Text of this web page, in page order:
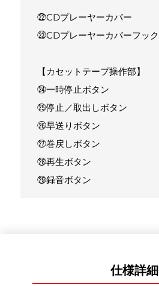
㉒CDプレーヤーカバー
㉓CDプレーヤーカバーフック
【カセットテープ操作部】
㉔一時停止ボタン
㉕停止／取出しボタン
㉖早送りボタン
㉗巻戻しボタン
㉘再生ボタン
㉙録音ボタン
仕様詳細